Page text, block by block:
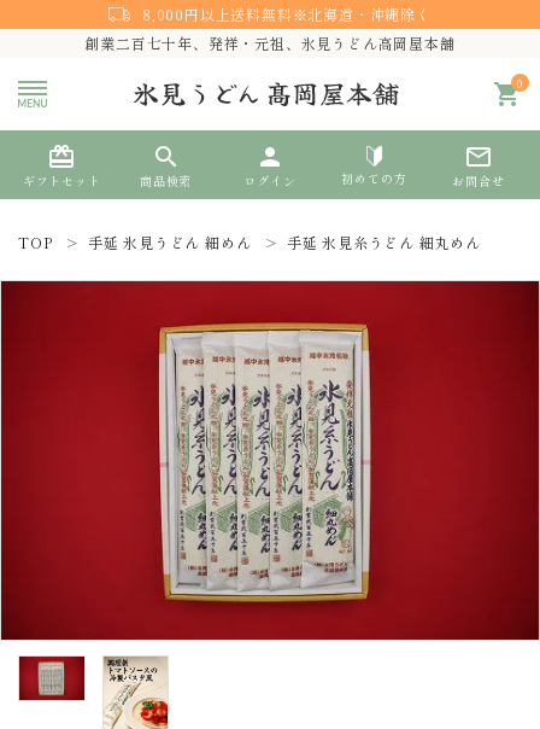
8,000円以上送料無料※北海道・沖縄除く
創業二百七十年、発祥・元祖、氷見うどん高岡屋本舗
0
shopping_cart
card_giftcard
ギフトセット
search
商品検索
person
ログイン 初めての方
mail_outline
お問合せ
熨斗対応
ACCOUNT MENU
ようこそ ゲスト 様
person 新規会員登録
ご利用ガイド
TOP 手延 氷見うどん 細めん 手延 氷見糸うどん 細丸めん